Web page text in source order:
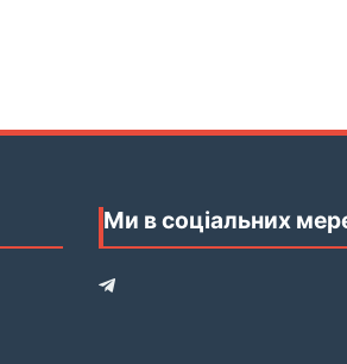
Ми в соціальних
Telegram